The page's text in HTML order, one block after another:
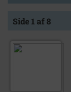
Side 1 af 8